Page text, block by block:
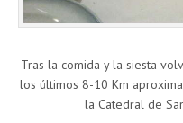
Tras la comida y la siesta
los últimos 8-10 Km
la Catedral de